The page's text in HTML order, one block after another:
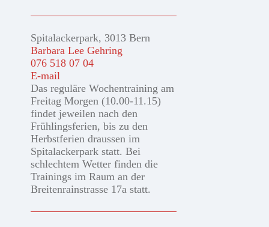
Spitalackerpark, 3013 Bern
Barbara Lee Gehring
076 518 07 04
E-mail
Das reguläre Wochentraining am
Freitag Morgen (10.00-11.15)
findet jeweilen nach den
Frühlingsferien, bis zu den
Herbstferien draussen im
Spitalackerpark statt. Bei
schlechtem Wetter finden die
Trainings im Raum an der
Breitenrainstrasse 17a statt.